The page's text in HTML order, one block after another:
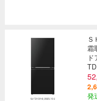
霜
発